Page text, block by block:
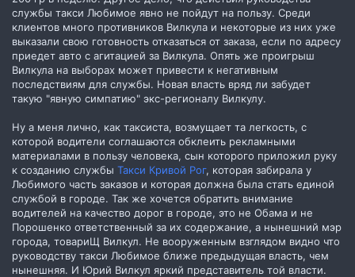
службы такси Любимое явно не пойдут на пользу. Среди
клиентов много противников Вилкула и некоторые из них уже
выказали свою готовность отказаться от заказа, если по адресу
приедет авто с агитацией за Вилкула. Опять же проигрыш
Вилкула на выборах может привести к негативным
последствиям для службы. Новая власть вряд ли забудет
такую "явную симпатию" экс-регионалу Вилкулу.
Ну а меня лично, как таксиста, возмущает та легкость, с
которой водители соглашаются обклеить рекламными
материалами в пользу человека, сын которого приложил руку
к созданию службы Такси Кривой Рог, которая забирала у
Любимого часть заказов и которая должна была стать единой
службой в городе. Так же хочется обратить внимание
водителей на качество дорог в городе, это не Обама и не
Порошенко ответственный за их содержание, а нынешний мэр
города, товариЩ Вилкул. Не вооруженным взглядом видно что
руководству такси Любимое ближе предыдущая власть, чем
нынешняя. И Юрий Вилкул яркий представитель той власти.